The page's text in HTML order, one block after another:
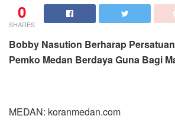
0
SHARES
Bobby Nasution Berharap
Pemko Medan Berdaya Guna Bagi
MEDAN: koranmedan.com